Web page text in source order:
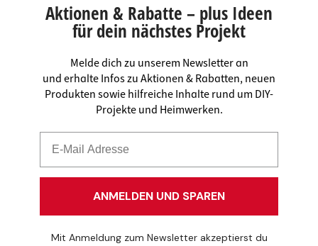
Aktionen & Rabatte – plus Ideen
für dein nächstes Projekt
Melde dich zu unserem Newsletter an
und erhalte Infos zu Aktionen & Rabatten, neuen
Produkten sowie hilfreiche Inhalte rund um DIY-
Projekte und Heimwerken.
ANMELDEN UND SPAREN
Mit Anmeldung zum Newsletter akzeptierst du